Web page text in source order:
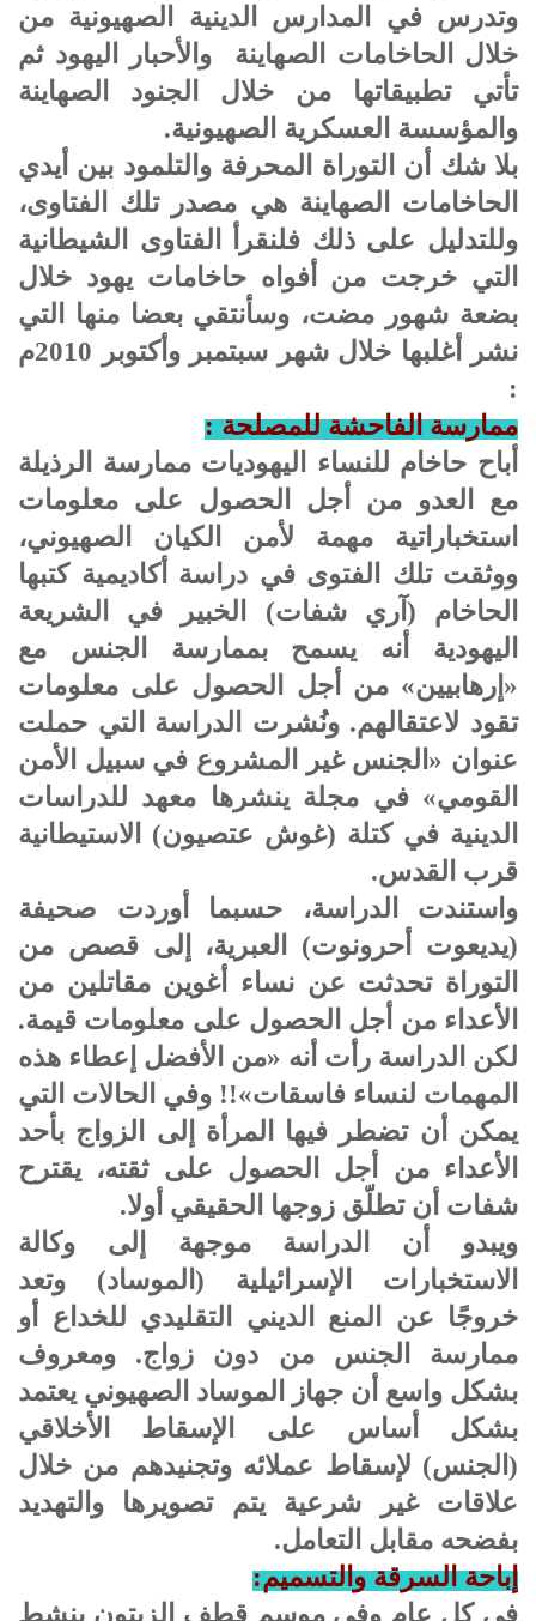
وتدرس في المدارس الدينية الصهيونية من
خلال الحاخامات الصهاينة والأحبار اليهود ثم
تأتي تطبيقاتها من خلال الجنود الصهاينة
والمؤسسة العسكرية الصهيونية.
بلا شك أن التوراة المحرفة والتلمود بين أيدي
الحاخامات الصهاينة هي مصدر تلك الفتاوى،
وللتدليل على ذلك فلنقرأ الفتاوى الشيطانية
التي خرجت من أفواه حاخامات يهود خلال
بضعة شهور مضت، وسأنتقي بعضا منها التي
نشر أغلبها خلال شهر سبتمبر وأكتوبر 2010م
:
ممارسة الفاحشة للمصلحة :
أباح حاخام للنساء اليهوديات ممارسة الرذيلة
مع العدو من أجل الحصول على معلومات
استخباراتية مهمة لأمن الكيان الصهيوني،
ووثقت تلك الفتوى في دراسة أكاديمية كتبها
الحاخام (آري شفات) الخبير في الشريعة
اليهودية أنه يسمح بممارسة الجنس مع
«إرهابيين» من أجل الحصول على معلومات
تقود لاعتقالهم. ونُشرت الدراسة التي حملت
عنوان «الجنس غير المشروع في سبيل الأمن
القومي» في مجلة ينشرها معهد للدراسات
الدينية في كتلة (غوش عتصيون) الاستيطانية
قرب القدس.
واستندت الدراسة، حسبما أوردت صحيفة
(يديعوت أحرونوت) العبرية، إلى قصص من
التوراة تحدثت عن نساء أغوين مقاتلين من
الأعداء من أجل الحصول على معلومات قيمة.
لكن الدراسة رأت أنه «من الأفضل إعطاء هذه
المهمات لنساء فاسقات»!! وفي الحالات التي
يمكن أن تضطر فيها المرأة إلى الزواج بأحد
الأعداء من أجل الحصول على ثقته، يقترح
شفات أن تطلّق زوجها الحقيقي أولا.
ويبدو أن الدراسة موجهة إلى وكالة
الاستخبارات الإسرائيلية (الموساد) وتعد
خروجًا عن المنع الديني التقليدي للخداع أو
ممارسة الجنس من دون زواج. ومعروف
بشكل واسع أن جهاز الموساد الصهيوني يعتمد
بشكل أساس على الإسقاط الأخلاقي
(الجنس) لإسقاط عملائه وتجنيدهم من خلال
علاقات غير شرعية يتم تصويرها والتهديد
بفضحه مقابل التعامل.
إباحة السرقة والتسميم:
في كل عام وفي موسم قطف الزيتون ينشط